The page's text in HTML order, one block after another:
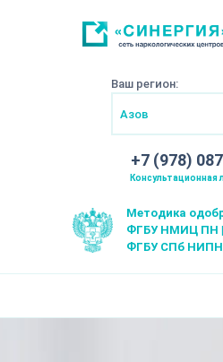
Ваш регион:
Азов
+7 (978)
Методика
ФГБУ НМИЦ ПН |
ФГБУ СПб